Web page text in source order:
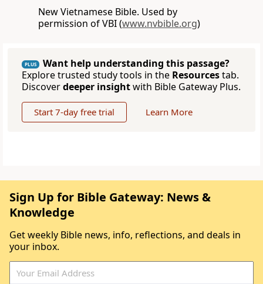
New Vietnamese Bible. Used by
permission of VBI (www.nvbible.org)
PLUS
Want help understanding this passage?
Explore trusted study tools in the Resourcestab.
Discoverdeeper insightwith Bible Gateway Plus.
Start 7-day free trial Learn More
Sign Up for Bible Gateway: News &
Knowledge
Get weekly Bible news, info, reflections, and deals in
your inbox.